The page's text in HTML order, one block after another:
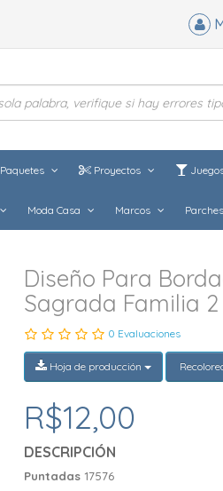
Paquetes Proyectos
Moda Casa Marcos Parches
Diseño Para
Sagrada Familia 2
0 Evaluaciones
Hoja de producción
R$12,00
DESCRIPCIÓN
Puntadas 17576